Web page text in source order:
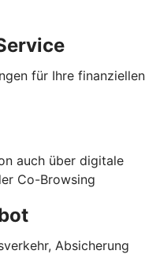
für Ihre finanziellen
auch über digitale
Co-Browsing
Absicherung